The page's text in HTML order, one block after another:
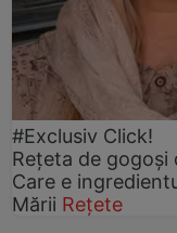
#Exclusiv Click!
Rețeta de gogoşi
Care e
Mării Rețete